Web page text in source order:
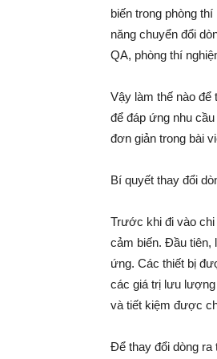
biến trong phòng
năng chuyển đổi
QA, phòng thí
Vậy làm thế nào để
để đáp ứng nhu
đơn giản trong bài
Bí quyết thay đổi
Trước khi đi vào chi
cảm biến. Đầu tiên,
ứng. Các thiết bị
các giá trị lưu
và tiết kiệm được
Để thay đổi dòng ra